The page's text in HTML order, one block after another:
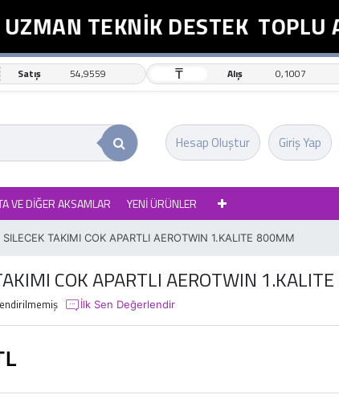
TEKNİK DESTEK TOPLU
Satış 54,9559 ₸ Alış 0,1007
Giriş Yap
Hesap Oluştur
VE DİĞER AKSAMLAR YENİ ÜRÜNLER
SILECEK TAKIMI COK APARTLI AEROTWIN 1.KALITE 800MM
COK APARTLI AEROTWIN
İlk Sen Değerlendir